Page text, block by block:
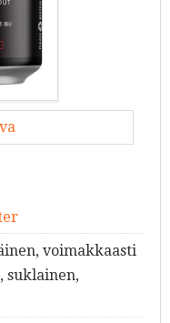
voimakkaasti
suklainen,